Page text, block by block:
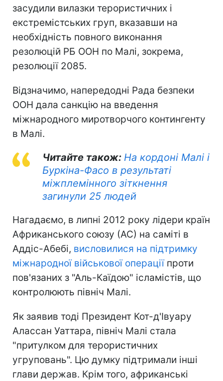
засудили вилазки терористичних і
екстремістських груп, вказавши на
необхідність повного виконання
резолюцій РБ ООН по Малі, зокрема,
резолюції 2085.
Відзначимо, напередодні Рада безпеки
ООН дала санкцію на введення
міжнародного миротворчого контингенту
в Малі.
Читайте також: На кордоні Малі і
Буркіна-Фасо в результаті
міжплемінного зіткнення
загинули 25 людей
Нагадаємо, в липні 2012 року лідери країн
Африканського союзу (АС) на саміті в
Аддіс-Абебі, висловилися на підтримку
міжнародної військової операції проти
пов'язаних з "Аль-Каїдою" ісламістів, що
контролюють північ Малі.
Як заявив тоді Президент Кот-д'Івуару
Алассан Уаттара, північ Малі стала
"притулком для терористичних
угруповань". Цю думку підтримали інші
глави держав. Крім того, африканські